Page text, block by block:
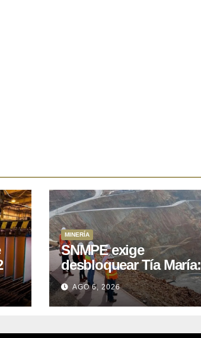
MINERÍA
SNMPE exige
desbloquear Tía María:
el proyecto de
US$1.400M que Perú
lleva 15 años
AGO 6, 2026